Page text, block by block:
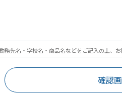
勤務先名・学校名・商品名などをご記入の上、お